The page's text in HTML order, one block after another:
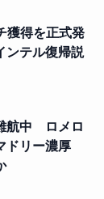
獲得を正式発
テル復帰説
航中 ロメロ
ドリー濃厚